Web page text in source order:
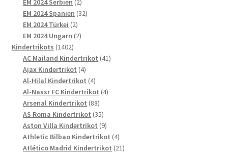
EM 2024 Serbien 2
Produkte
EM 2024 Spanien 3232
EM 2024 Türkei 22
Produkte
EM 2024 Ungarn 22
Kindertrikots 14021402
Produkte
AC Mailand Kindertrikot 4141
Ajax Kindertrikot 44
Produkte
Al-Hilal Kindertrikot 44
Produkte
Al-Nassr FC Kindertrikot 44
Arsenal Kindertrikot 8888
Produkte
AS Roma Kindertrikot 3535
Produkte
Aston Villa Kindertrikot 99
Produkte
Athletic Bilbao Kindertrikot 44
Produkte
Atlético Madrid Kindertrikot 2121